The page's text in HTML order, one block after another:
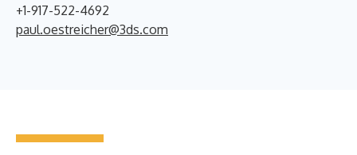
+1-917-522-4692
paul.oestreicher@3ds.com